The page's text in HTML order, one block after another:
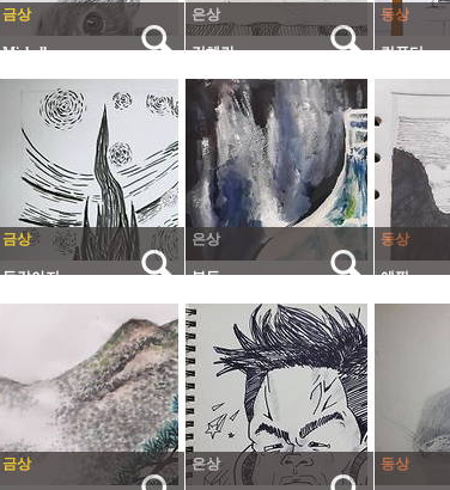
금상
Michelle
은상
김혜란
동상
컴퓨터
금상
동강아지
은상
복동
동상
에핑
금상 은상 동상